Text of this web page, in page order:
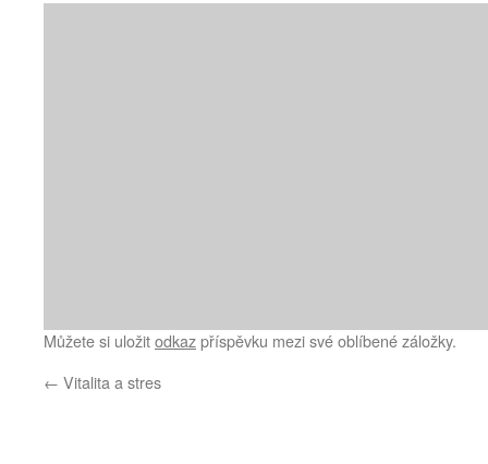
Můžete si uložitodkazpříspěvku mezi své oblíbené záložky.
← Vitalita a stres